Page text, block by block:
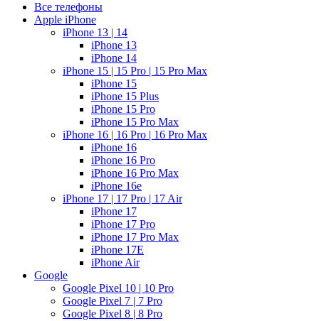
Все телефоны
Apple iPhone
iPhone 13 | 14
iPhone 13
iPhone 14
iPhone 15 | 15 Pro | 15 Pro Max
iPhone 15
iPhone 15 Plus
iPhone 15 Pro
iPhone 15 Pro Max
iPhone 16 | 16 Pro | 16 Pro Max
iPhone 16
iPhone 16 Pro
iPhone 16 Pro Max
iPhone 16e
iPhone 17 | 17 Pro | 17 Air
iPhone 17
iPhone 17 Pro
iPhone 17 Pro Max
iPhone 17E
iPhone Air
Google
Google Pixel 10 | 10 Pro
Google Pixel 7 | 7 Pro
Google Pixel 8 | 8 Pro